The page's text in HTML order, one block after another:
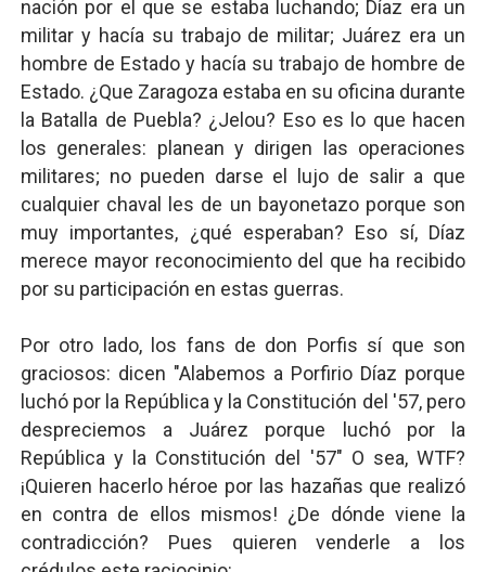
nación por el que se estaba luchando; Díaz era un
militar y hacía su trabajo de militar; Juárez era un
hombre de Estado y hacía su trabajo de hombre de
Estado. ¿Que Zaragoza estaba en su oficina durante
la Batalla de Puebla? ¿Jelou? Eso es lo que hacen
los generales: planean y dirigen las operaciones
militares; no pueden darse el lujo de salir a que
cualquier chaval les de un bayonetazo porque son
muy importantes, ¿qué esperaban? Eso sí, Díaz
merece mayor reconocimiento del que ha recibido
por su participación en estas guerras.
Por otro lado, los fans de don Porfis sí que son
graciosos: dicen "Alabemos a Porfirio Díaz porque
luchó por la República y la Constitución del '57, pero
despreciemos a Juárez porque luchó por la
República y la Constitución del '57" O sea, WTF?
¡Quieren hacerlo héroe por las hazañas que realizó
en contra de ellos mismos! ¿De dónde viene la
contradicción? Pues quieren venderle a los